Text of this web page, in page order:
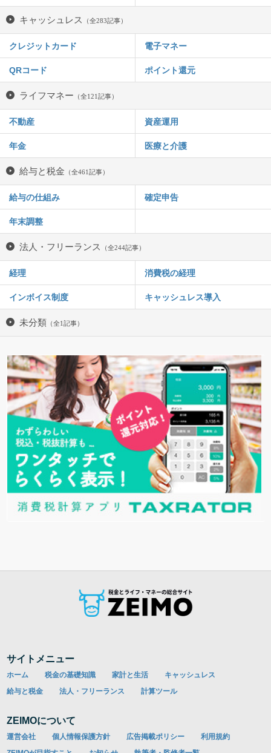
キャッシュレス （全283記事）
クレジットカード 電子マネー
QRコード ポイント還元
ライフマネー （全121記事）
不動産 資産運用
年金 医療と介護
給与と税金 （全461記事）
給与の仕組み 確定申告
年末調整
法人・フリーランス （全244記事）
経理 消費税の経理
インボイス制度 キャッシュレス導入
未分類 （全1記事）
サイトメニュー
ホーム 税金の基礎知識 家計と生活
キャッシュレス
給与と税金
法人・フリーランス 計算ツール
ZEIMOについて
運営会社 個人情報保護方針 広告掲載ポリシー
利用規約